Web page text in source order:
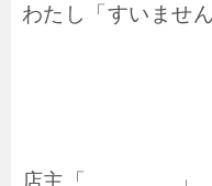
わたし「すいませ
店主「 」